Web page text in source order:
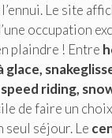
Le site
occupation
plaindre ! Entre
riding,
de faire un
seul séjour. Le